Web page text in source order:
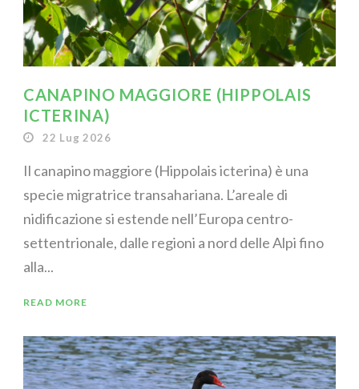
CANAPINO MAGGIORE (HIPPOLAIS
ICTERINA)
22 Lug 2026
Il canapino maggiore (Hippolais icterina) è una
specie migratrice transahariana. L’areale di
nidificazione si estende nell’Europa centro-
settentrionale, dalle regioni a nord delle Alpi fino
alla...
READ MORE